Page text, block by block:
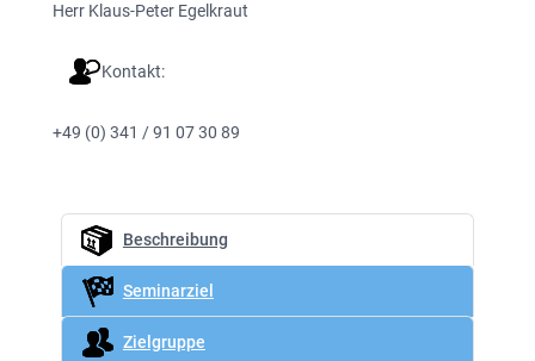
Herr Klaus-Peter Egelkraut
Kontakt:
+49 (0) 341 / 91 07 30 89
Beschreibung
Seminarziel
Zielgruppe